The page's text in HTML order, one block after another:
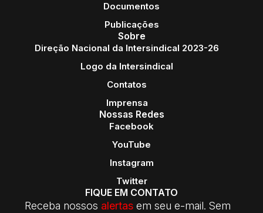
Documentos
Publicações
Sobre
Direção Nacional da Intersindical 2023-26
Logo da Intersindical
Contatos
Imprensa
Nossas Redes
Facebook
YouTube
Instagram
Twitter
FIQUE EM CONTATO
Receba nossos alertas em seu e-mail. Sem